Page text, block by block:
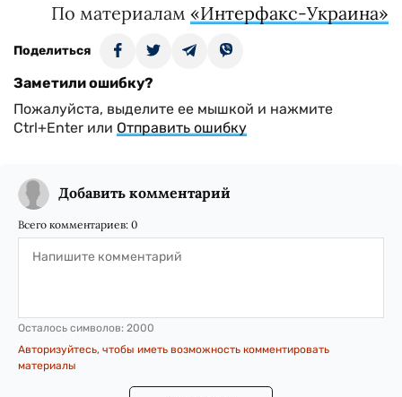
По материалам «Интерфакс-Украина»
Поделиться
Заметили ошибку?
Пожалуйста, выделите ее мышкой и нажмите
Ctrl+Enter или Отправить ошибку
Добавить комментарий
Всего комментариев: 0
Осталось символов: 2000
Авторизуйтесь, чтобы иметь возможность комментировать
материалы